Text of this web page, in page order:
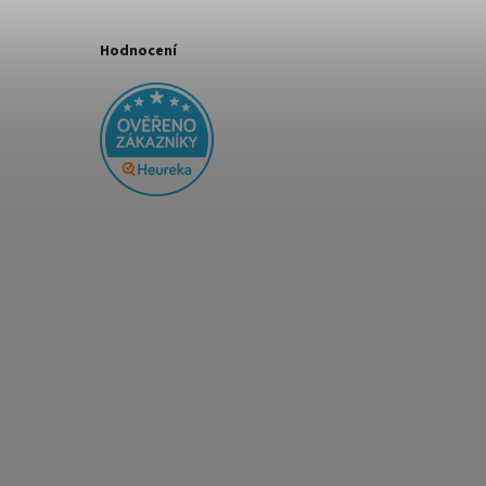
Hodnocení